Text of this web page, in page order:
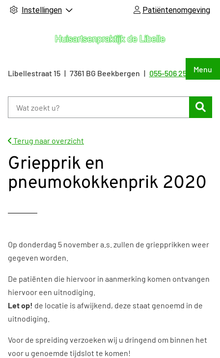
Instellingen Patiëntenomgeving
Menu
Libellestraat15 7361 BG Beekbergen Tel:
055-506 25 55
Terug naar overzicht
Griepprik en
pneumokokkenprik 2020
Op donderdag 5 november a.s. zullen de griepprikken weer
gegeven worden.
De patiënten die hiervoor in aanmerking komen ontvangen
hiervoor een uitnodiging.
Let op! de locatie is afwijkend, deze staat genoemd in de
uitnodiging.
Voor de spreiding verzoeken wij u dringend om binnen het
voor u genoemde tijdslot te komen!